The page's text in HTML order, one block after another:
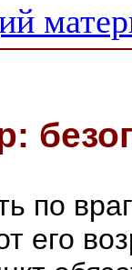
по
его